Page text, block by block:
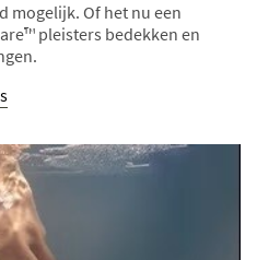
mogelijk. Of het nu een
pleisters bedekken en